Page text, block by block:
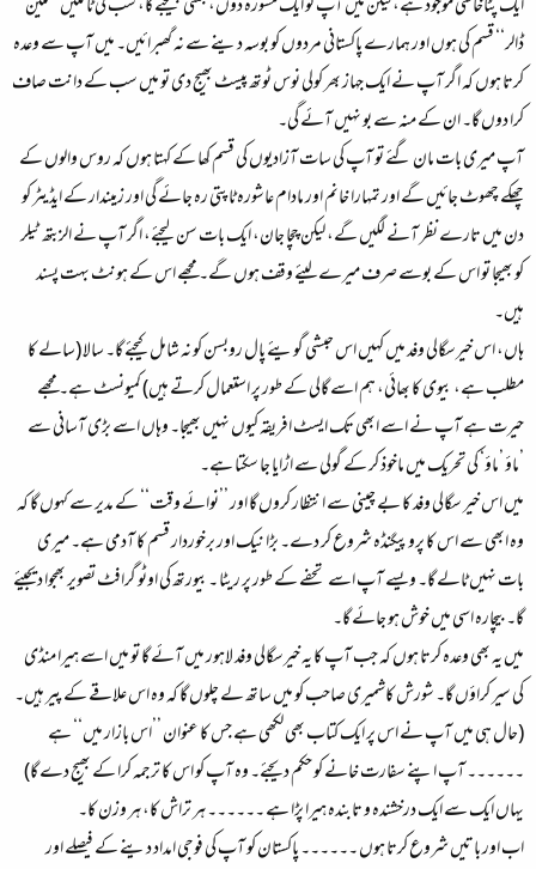
ایک پٹاخاسی موجود ہے، لیکن میں آپ کو ایک مشورہ دوں، جتنی بھیجئے گا، سب کی ٹانگیں ’’ملین
ڈالر‘‘ قسم کی ہوں اور ہمارے پاکستانی مردوں کو بوسہ دینے سے نہ گھبرائیں۔ میں آپ سے وعدہ
کرتا ہوں کہ اگر آپ نے ایک جہاز بھر کولی نوس ٹوتھ پیسٹ بھیج دی تو میں سب کے دانت صاف
کرا دوں گا۔ ان کے منہ سے بو نہیں آئے گی۔
آپ میری بات مان گئے تو آپ کی سات آزادیوں کی قسم کھا کے کہتا ہوں کہ روس والوں کے
چھکے چھوٹ جائیں گے اور تمہارا خانم اور مادام عاشورہ ٹاپتی رہ جائے گی اور زمیندار کے ایڈیٹر کو
دن میں تارے نظر آنے لگیں گے، لیکن چچا جان، ایک بات سن لیجئے، اگر آپ نے الزبتھ ٹیلر
کو بھیجا تو اس کے بوسے صرف میرے لیئے وقف ہوں گے۔ مجھے اس کے ہونٹ بہت پسند
ہیں۔
ہاں، اس خیرسگالی وفد میں کہیں اس حبشی گویئے پال روبسن کو نہ شامل کیجئے گا۔ سالا (سالے کا
مطلب ہے، بیوی کا بھائی، ہم اسے گالی کے طور پر استعمال کرتے ہیں) کمیونسٹ ہے۔ مجھے
حیرت ہے آپ نے اسے ابھی تک ایسٹ افریقہ کیوں نہیں بھیجا۔ وہاں اسے بڑی آسانی سے
’ماؤ ’ماؤ‘ کی تحریک میں ماخوذ کر کے گولی سے اڑایا جا سکتا ہے۔
میں اس خیر سگالی وفد کا بے چینی سے انتظار کروں گا اور ’’نوائے وقت‘‘ کے مدیر سے کہوں گا کہ
وہ ابھی سے اس کا پروپیگنڈہ شروع کر دے۔ بڑا نیک اور برخوردار قسم کا آدمی ہے۔ میری
بات نہیں ٹالے گا۔ ویسے آپ اسے تحفے کے طور پر ریٹا ۔بیورتھ کی اوٹو گرافٹ تصویر بھجوا د یجیئے
گا۔ بیچارہ اسی میں خوش ہو جائے گا۔
میں یہ بھی وعدہ کرتا ہوں کہ جب آپ کا یہ خیرسگالی وفد لاہور میں آئے گا تو میں اسے ہیرا منڈی
کی سیر کراؤں گا۔ شورش کاشمیری صاحب کو میں ساتھ لے چلوں گا کہ وہ اس علاقے کے پیر ہیں۔
(حال ہی میں آپ نے اس پر ایک کتاب بھی لکھی ہے جس کا عنوان ’’اس بازار میں‘‘ ہے
۔۔۔۔۔۔ آپ اپنے سفارت خانے کو حکم دیجئے۔ وہ آپ کو اس کا ترجمہ کرا کے بھیج دے گا)
یہاں ایک سے ایک درخشندہ و تابندہ ہیرا پڑا ہے ۔۔۔۔۔۔ ہر تراش کا، ہر وزن کا۔
اب اور باتیں شروع کرتا ہوں ۔۔۔۔۔۔ پاکستان کو آپ کی فوجی امداد دینے کے فیصلے اور